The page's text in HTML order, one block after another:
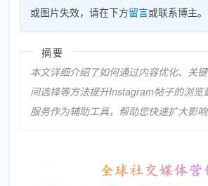
或图片失效，请在下方留言或联系博主。
摘要
本文详细介绍了如何通过内容优化、关
间选择等方法提升Instagram帖子的浏览
服务作为辅助工具，帮助您快速扩大影响